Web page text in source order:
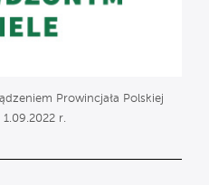
Prowincjała Polskiej
r.